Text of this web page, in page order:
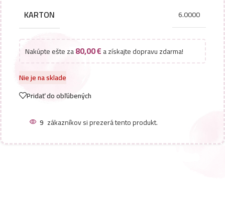
KARTON 6.0000
Nakúpte ešte za80,00€a získajte dopravu zdarma!
Nie je na sklade
Pridať do obľúbených
9 zákazníkov si prezerá tento produkt.